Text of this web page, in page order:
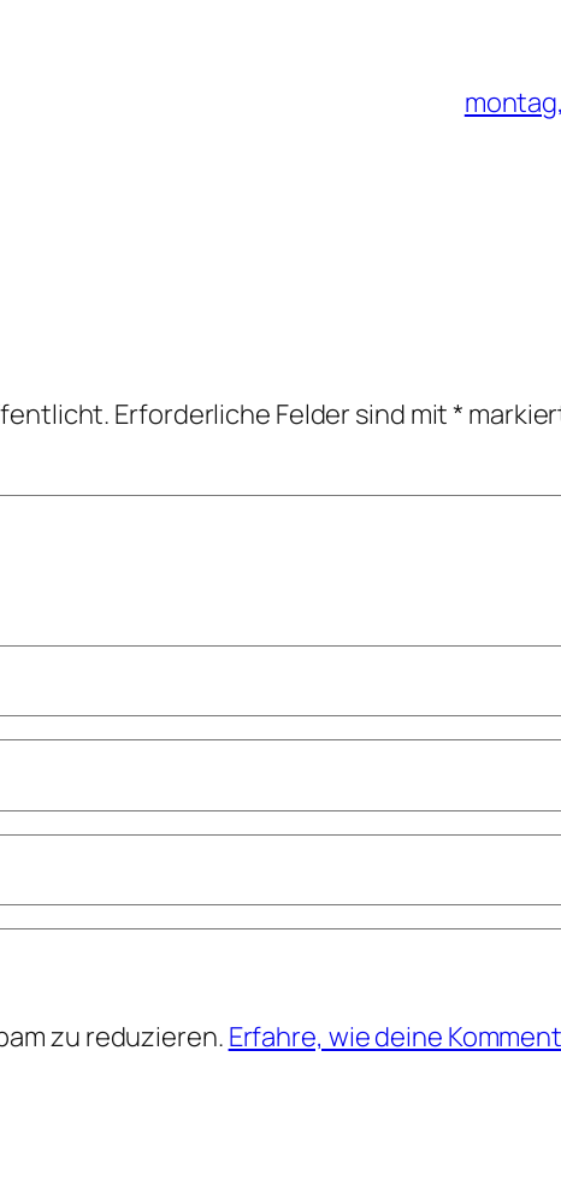
Erforderliche Felder sind mit*
zu reduzieren. Erfahre, wie deine